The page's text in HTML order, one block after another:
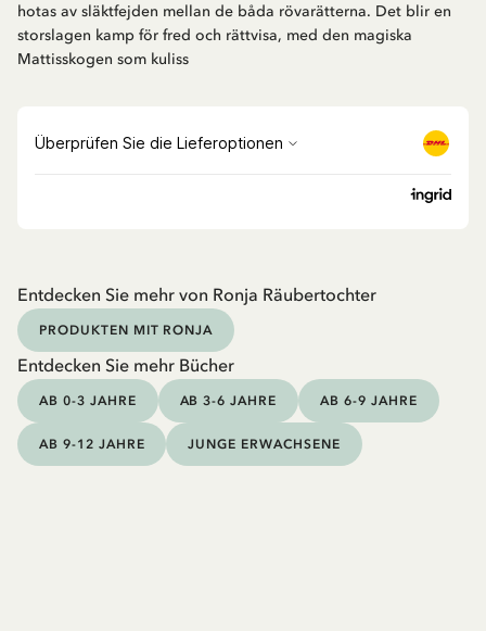
hotas av släktfejden mellan de båda rövarätterna. Det blir en
storslagen kamp för fred och rättvisa, med den magiska
Mattisskogen som kuliss
Entdecken Sie mehr von Ronja Räubertochter
PRODUKTEN MIT RONJA
Entdecken Sie mehr Bücher
AB 0-3 JAHRE AB 3-6 JAHRE AB 6-9 JAHRE
AB 9-12 JAHRE JUNGE ERWACHSENE